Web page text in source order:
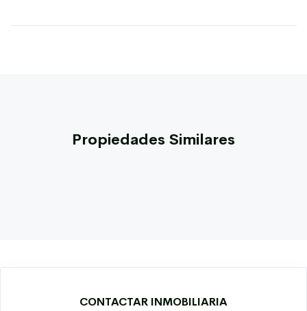
Propiedades Similares
CONTACTAR INMOBILIARIA